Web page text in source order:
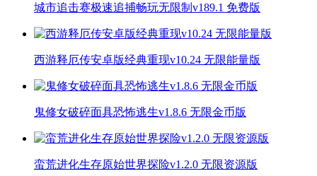
城市追击赛极速追捕畅玩无限制v189.1 免费版
西游释厄传安卓版经典重现v10.24 无限能量版
鬼修女破碎面具恐怖逃生v1.8.6 无限金币版
蛮荒进化生存原始世界探险v1.2.0 无限资源版